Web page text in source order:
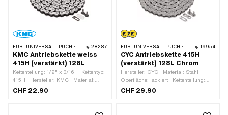
FÜR: UNIVERSAL · PUCH · SACHS · PONY / CILO (BETA 521 & 512) · ZÜNDAPP BELMONDO · TOMOS · BYE BIKE 28287
KMC Antriebskette weiss
415H (verstärkt) 128L
Kettenteilung: 1/2" x 3/16" · Kettentyp:
415H · Hersteller: KMC · Material:
Stahl · Farbe: weiss · Anzahl
Federverschluss · Oberfläche: lackiert
CHF 22.90
FÜR: UNIVERSAL · PUCH · SACHS · PONY / CILO (BETA 521 & 512) · ZÜNDAPP BELMONDO · TOMOS · BYE BIKE 19954
CYC Antriebskette 415H
(verstärkt) 128L Chrom
Hersteller: CYC · Material: Stahl ·
Oberfläche: lackiert · Kettenteilung:
1/2" x 3/16" · Kettentyp: 415H ·
Art: Federverschluss · Farbe: Chrom
CHF 29.90